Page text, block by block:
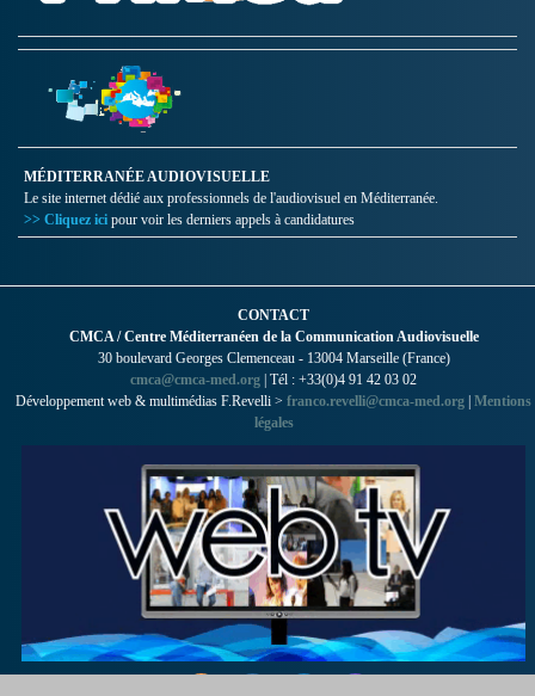
MÉDITERRANÉE AUDIOVISUELLE
Le site internet dédié aux professionnels de l'audiovisuel en Méditerranée.
>> Cliquez ici pour voir les derniers appels à candidatures
CONTACT
CMCA / Centre Méditerranéen de la Communication Audiovisuelle
30 boulevard Georges Clemenceau - 13004 Marseille (France)
cmca@cmca-med.org | Tél : +33(0)4 91 42 03 02
Développement web & multimédias F.Revelli > franco.revelli@cmca-med.org | Mentions
légales